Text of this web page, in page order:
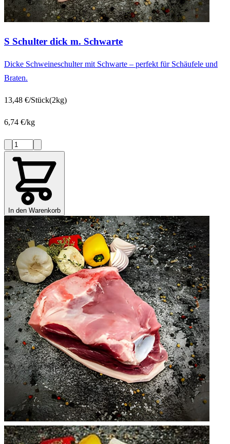
S Schulter dick m. Schwarte
Dicke Schweineschulter mit Schwarte – perfekt für Schäufele und
Braten.
13,48 €/Stück(2kg)
6,74 €/kg
In den Warenkorb